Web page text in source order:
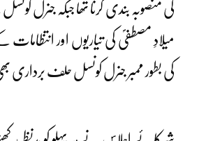
کی منصوبہ بندی کرنا تھا جبکہ جنرل
میلادِ مصطفیؐ کی تیاریوں اور انتظامات
کی بطور ممبر جنرل کونسل حلف برداری